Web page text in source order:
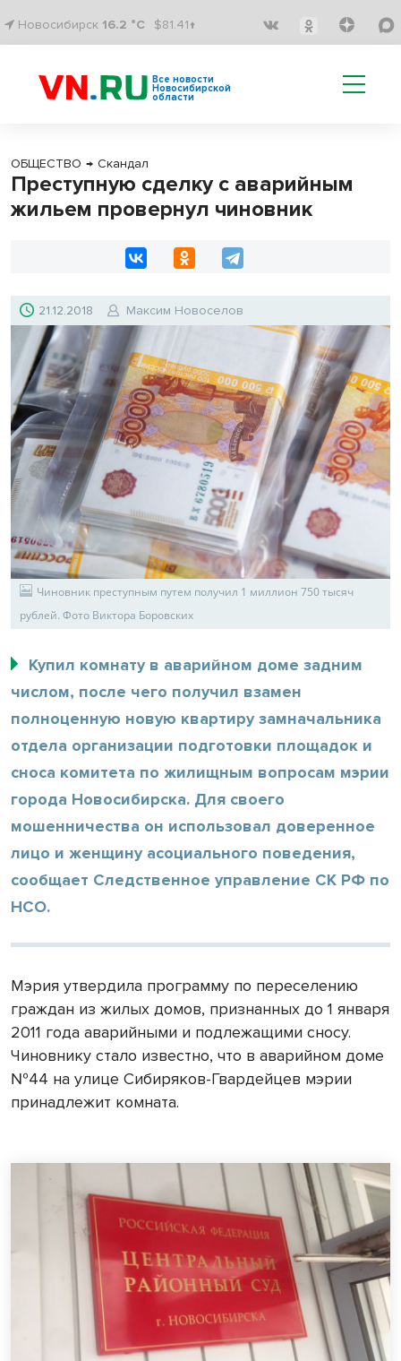
Новосибирск 16.2 °C $81.41↑
Все новости
Новосибирской
области
ОБЩЕСТВО → Скандал
Преступную сделку с аварийным
жильем провернул чиновник
21.12.2018 Максим Новоселов
Чиновник преступным путем получил 1 миллион 750 тысяч
рублей. Фото Виктора Боровских
Купил комнату в аварийном доме задним
числом, после чего получил взамен
полноценную новую квартиру замначальника
отдела организации подготовки площадок и
сноса комитета по жилищным вопросам мэрии
города Новосибирска. Для своего
мошенничества он использовал доверенное
лицо и женщину асоциального поведения,
сообщает Следственное управление СК РФ по
НСО.
Мэрия утвердила программу по переселению
граждан из жилых домов, признанных до 1 января
2011 года аварийными и подлежащими сносу.
Чиновнику стало известно, что в аварийном доме
№44 на улице Сибиряков-Гвардейцев мэрии
принадлежит комната.